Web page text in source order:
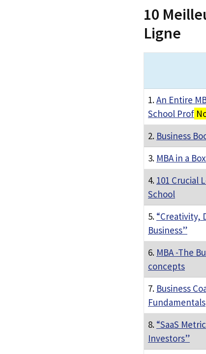
10
Ligne
1.An Entire
School Prof
2. Business
3. MBA in a
4. 101 Crucial
School
5. “Creativity,
Business”
6. MBA -The
concepts
7. Business
Fundamentals
8. “SaaS
Investors”